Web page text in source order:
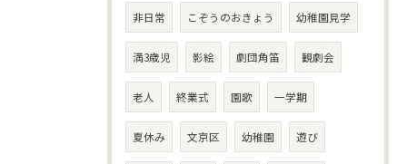
非日常 こぞうのおきょう 幼稚園見学
満3歳児 影絵 劇団角笛 観劇会
老人 終業式 園歌 一学期
夏休み 文京区 幼稚園 遊び